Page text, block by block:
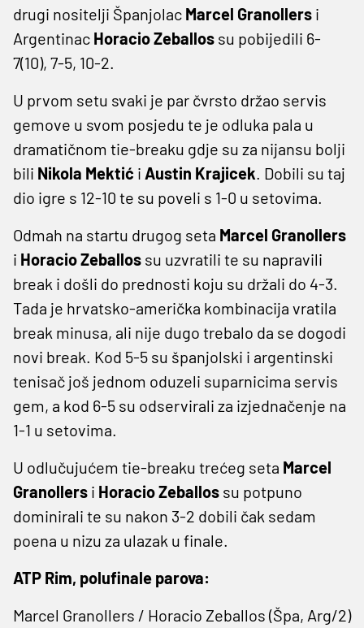
drugi nositelji Španjolac Marcel Granollers i
Argentinac Horacio Zeballos su pobijedili 6-
7(10), 7-5, 10-2.
U prvom setu svaki je par čvrsto držao servis
gemove u svom posjedu te je odluka pala u
dramatičnom tie-breaku gdje su za nijansu bolji
bili Nikola Mektić i Austin Krajicek. Dobili su taj
dio igre s 12-10 te su poveli s 1-0 u setovima.
Odmah na startu drugog seta Marcel Granollers
i Horacio Zeballos su uzvratili te su napravili
break i došli do prednosti koju su držali do 4-3.
Tada je hrvatsko-američka kombinacija vratila
break minusa, ali nije dugo trebalo da se dogodi
novi break. Kod 5-5 su španjolski i argentinski
tenisač još jednom oduzeli suparnicima servis
gem, a kod 6-5 su odservirali za izjednačenje na
1-1 u setovima.
U odlučujućem tie-breaku trećeg seta Marcel
Granollers i Horacio Zeballos su potpuno
dominirali te su nakon 3-2 dobili čak sedam
poena u nizu za ulazak u finale.
ATP Rim, polufinale parova:
Marcel Granollers / Horacio Zeballos (Špa, Arg/2)